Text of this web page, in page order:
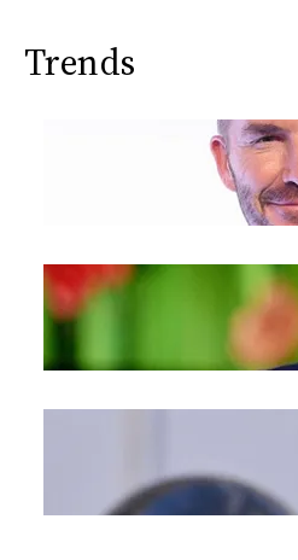
Trends